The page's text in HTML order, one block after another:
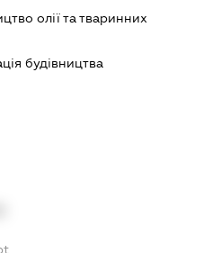
олії та тваринних
будівництва